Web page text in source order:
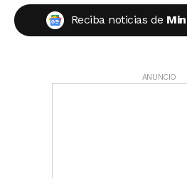
Reciba noticias de
ANUNCIO